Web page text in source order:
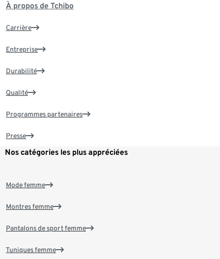
À propos de Tchibo
Carrière
Entreprise
Durabilité
Qualité
Programmes partenaires
Presse
Nos catégories les plus appréciées
Mode femme
Montres femme
Pantalons de sport femme
Tuniques femme